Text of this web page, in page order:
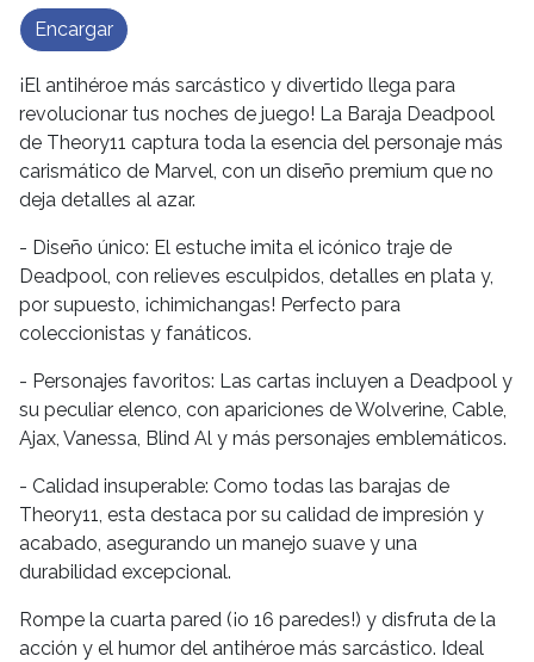
Encargar
¡El antihéroe más sarcástico y divertido llega para
revolucionar tus noches de juego! La Baraja Deadpool
de Theory11 captura toda la esencia del personaje más
carismático de Marvel, con un diseño premium que no
deja detalles al azar.
- Diseño único: El estuche imita el icónico traje de
Deadpool, con relieves esculpidos, detalles en plata y,
por supuesto, ¡chimichangas! Perfecto para
coleccionistas y fanáticos.
- Personajes favoritos: Las cartas incluyen a Deadpool y
su peculiar elenco, con apariciones de Wolverine, Cable,
Ajax, Vanessa, Blind Al y más personajes emblemáticos.
- Calidad insuperable: Como todas las barajas de
Theory11, esta destaca por su calidad de impresión y
acabado, asegurando un manejo suave y una
durabilidad excepcional.
Rompe la cuarta pared (¡o 16 paredes!) y disfruta de la
acción y el humor del antihéroe más sarcástico. Ideal